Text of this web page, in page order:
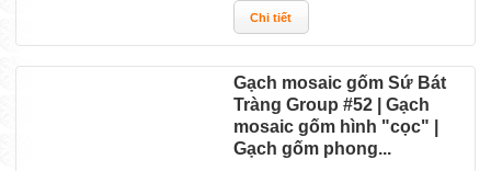
Gạch mosaic gốm Sứ Bát
Tràng Group #52 | Gạch
mosaic gốm hình "cọc" |
Gạch gốm phong...